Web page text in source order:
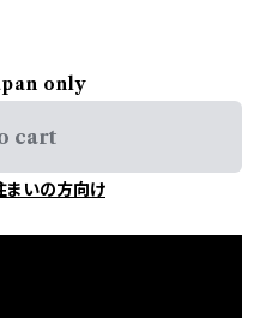
only
cart
まいの方向け